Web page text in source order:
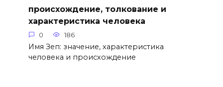
происхождение, толкование и
характеристика человека
0 186
Имя Зеп: значение, характеристика
человека и происхождение